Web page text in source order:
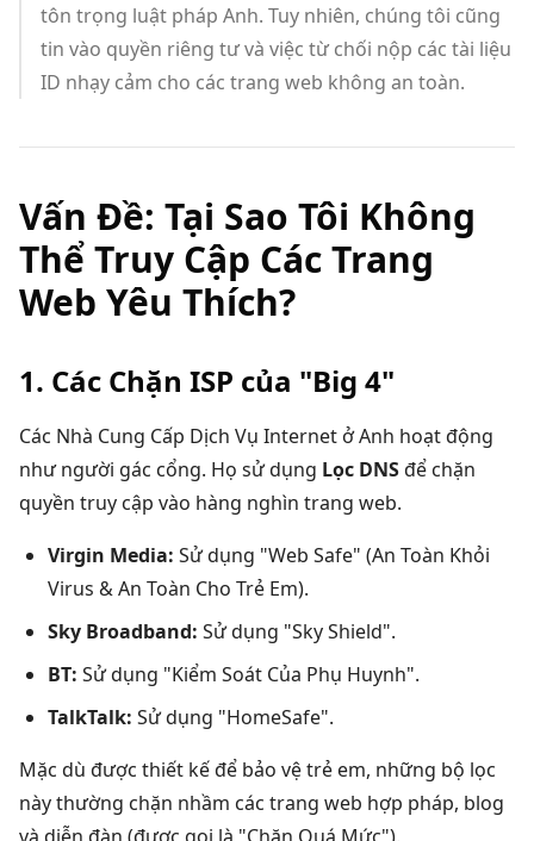
tôn trọng luật pháp Anh. Tuy nhiên, chúng tôi cũng
tin vào quyền riêng tư và việc từ chối nộp các tài liệu
ID nhạy cảm cho các trang web không an toàn.
Vấn Đề: Tại Sao Tôi Không
Thể Truy Cập Các Trang
Web Yêu Thích?
1. Các Chặn ISP của "Big 4"
Các Nhà Cung Cấp Dịch Vụ Internet ở Anh hoạt động
như người gác cổng. Họ sử dụng Lọc DNSđể chặn
quyền truy cập vào hàng nghìn trang web.
Virgin Media: Sử dụng "Web Safe" (An Toàn Khỏi
Virus & An Toàn Cho Trẻ Em).
Sky Broadband: Sử dụng "Sky Shield".
BT: Sử dụng "Kiểm Soát Của Phụ Huynh".
TalkTalk: Sử dụng "HomeSafe".
Mặc dù được thiết kế để bảo vệ trẻ em, những bộ lọc
này thường chặn nhầm các trang web hợp pháp, blog